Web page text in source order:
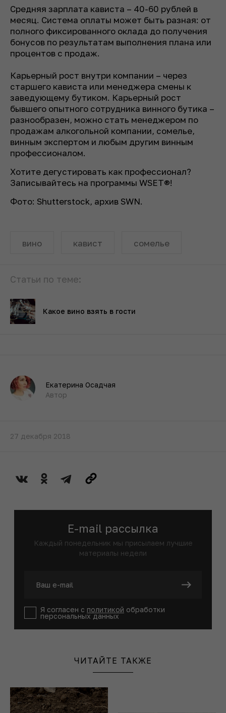
Средняя зарплата кависта – 40-60 рублей в
месяц. Система оплаты может быть разная: от
полного фиксированного оклада до получения
бонусов по результатам выполнения плана или
процентов с продаж.
Карьерный рост внутри компании – через
старшего кависта или менеджера смены к
заведующему бутиком. Карьерный рост
бывшего опытного сотрудника винного бутика –
разнообразен, можно стать менеджером по
продажам алкогольной компании, сомелье,
винным экспертом и любым другим винным
профессионалом.
Хотите дегустировать как профессионал?
Записывайтесь на программы WSET®!
Фото: Shutterstock, архив SWN.
вино кавист сомелье
Статьи по теме:
Какое вино взять в гости
Екатерина Осадчая
Автор
27 декабря 2018
E-mail рассылка
Каждый понедельник мы присылаем лучшие
материалы недели
Я согласен с политикой обработки
персональных данных
ЧИТАЙТЕ ТАКЖЕ